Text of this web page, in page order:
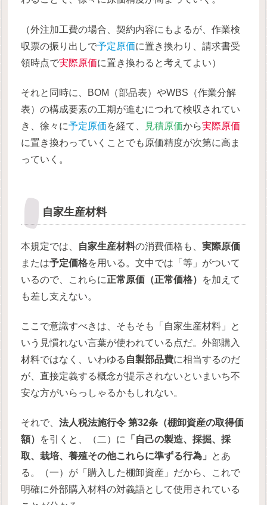
（外注加工費の場合、契約内容にもよるが、作業検
収票の振り出しで予定原価に置き換わり、請求書受
領時点で実際原価に置き換わると考えてよい）
それと同時に、BOM（部品表）やWBS（作業分解
表）の構成要素の工期が進むにつれて検収されてい
き、徐々に予定原価を経て、 見積原価から実際原価
に置き換わっていくことでも原価精度が次第に高ま
っていく。
自家生産材料
本規定では、 自家生産材料の消費価格も、実際原価
または予定価格を用いる。文中では「等」がついて
いるので、これらに正常原価（正常価格）
を加えて
も差し支えない。
ここで意識すべきは、そもそも「自家生産材料」と
いう見慣れない言葉が使われている点だ。外部購入
材料ではなく、いわゆる 自製部品費に相当するのだ
が、直接定義する概念が提示されないといまいち不
安な方がいらっしゃるかもしれない。
それで、法人税法施行令 第32条（棚卸資産の取得価
額）
を引くと、（二）に 「自己の製造、採掘、採
取、栽培、養殖その他これらに準ずる行為」
とあ
る。（一）が「購入した棚卸資産」だから、これで
明確に外部購入材料の対義語として使用されている